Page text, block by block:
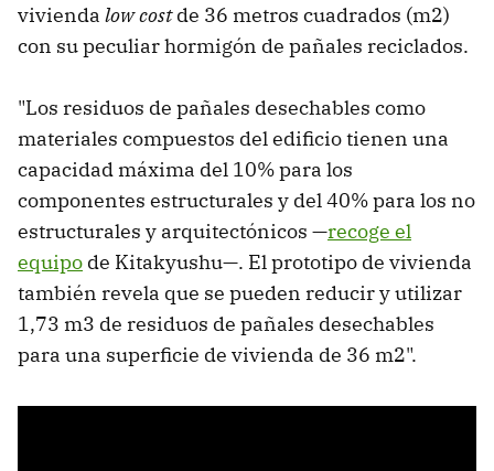
vivienda low costde 36 metros cuadrados (m2)
con su peculiar hormigón de pañales reciclados.
"Los residuos de pañales desechables como
materiales compuestos del edificio tienen una
capacidad máxima del 10% para los
componentes estructurales y del 40% para los no
estructurales y arquitectónicos —recoge el
equipo de Kitakyushu—. El prototipo de vivienda
también revela que se pueden reducir y utilizar
1,73 m3 de residuos de pañales desechables
para una superficie de vivienda de 36 m2".